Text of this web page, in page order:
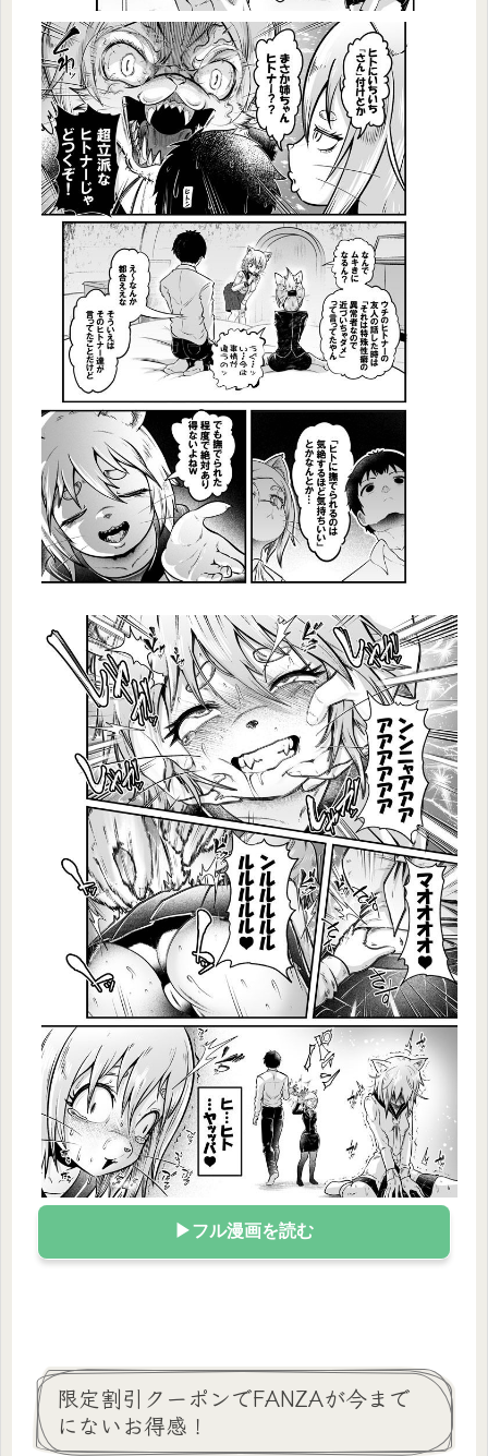
▶フル漫画を読む
限定割引クーポンでFANZAが今まで
にないお得感！